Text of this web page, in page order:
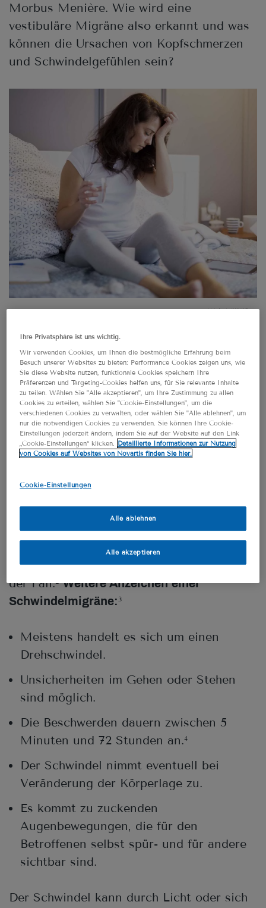
Morbus Menière. Wie wird eine
vestibuläre Migräne also erkannt und was
können die Ursachen von Kopfschmerzen
und Schwindelgefühlen sein?
AdobeStock_196841917
Leidest du an einer
Schwindelmigräne? Das sind
die Anzeichen
Treten die Migräne-typischen
Kopfschmerzen und Schwindel oder eine
deutet das oft auf eine vestibuläre
Migräne hin. Allerdings können
dieSchwindelattacken auch ohne
schmerzenden Kopf auftreten – das ist
sogar bei circa 30 Prozent der Patienten
der Fall.2 Weitere Anzeichen einer
Schwindelmigräne: 3
Meistens handelt es sich um einen
Drehschwindel.
Unsicherheiten im Gehen oder Stehen
sind möglich.
Die Beschwerden dauern zwischen 5
Minuten und 72 Stunden an.4
Der Schwindel nimmt eventuell bei
Veränderung der Körperlage zu.
Es kommt zu zuckenden
Augenbewegungen, die für den
Betroffenen selbst spür- und für andere
sichtbar sind.
Der Schwindel kann durch Licht oder sich
Ihre Privatsphäre ist uns wichtig.
Wir verwenden Cookies, um Ihnen die bestmögliche Erfahrung beim
Besuch unserer Websites zu bieten: Performance Cookies zeigen uns, wie
Sie diese Website nutzen, funktionale Cookies speichern Ihre
Präferenzen und Targeting-Cookies helfen uns, für Sie relevante Inhalte
zu teilen. Wählen Sie "Alle akzeptieren", um Ihre Zustimmung zu allen
Cookies zu erteilen, wählen Sie "Cookie-Einstellungen", um die
verschiedenen Cookies zu verwalten, oder wählen Sie "Alle ablehnen", um
nur die notwendigen Cookies zu verwenden. Sie können Ihre Cookie-
Einstellungen jederzeit ändern, indem Sie auf der Website auf den Link
„Cookie-Einstellungen“ klicken. Detaillierte Informationen zur Nutzung
von Cookies auf Websites von Novartis finden Sie hier.
Cookie-Einstellungen
Alle ablehnen
Alle akzeptieren